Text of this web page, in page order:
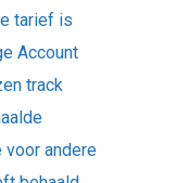
tarief is
Account
track
andere